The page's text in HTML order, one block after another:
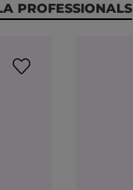
PROFESSIONALS